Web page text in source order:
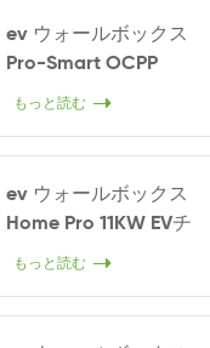
ev ウォールボックス
Pro-Smart OCPP
22KW
もっと読む
ev ウォールボックス
Home Pro 11KW EVチ
ャージャー
もっと読む